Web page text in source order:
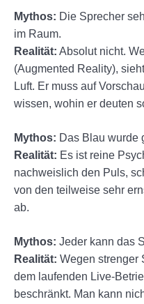
Mythos: Die Sprecher
im Raum.
Realität: Absolut nicht.
(Augmented Reality),
Luft. Er muss auf
wissen, wohin er deuten
Mythos: Das Blau wurde
Realität: Es ist reine
nachweislich den Puls,
von den teilweise sehr
ab.
Mythos: Jeder kann das
Realität: Wegen strenger
dem laufenden Live-
beschränkt. Man kann